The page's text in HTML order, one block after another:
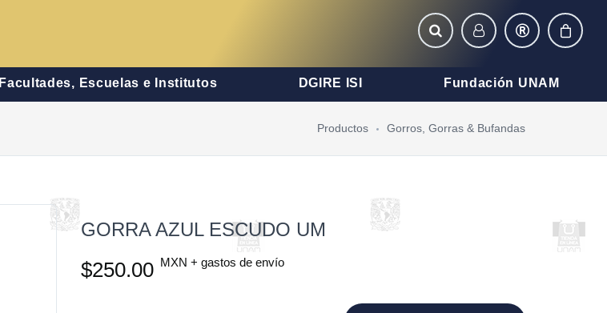
Facultades, Escuelas e Institutos DGIRE ISI Fundación UNAM
Productos Gorros, Gorras & Bufandas
GORRA AZUL ESCUDO UM
$250.00 MXN + gastos de envío